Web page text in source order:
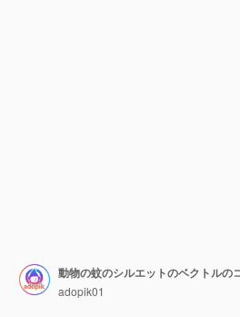
動物の蚊のシルエットのベクトルの
adopik01